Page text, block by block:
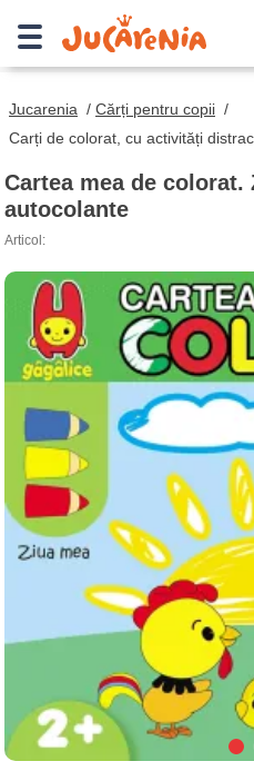
Jucarenia / Cărți pentru copii /
Carți de colorat, cu activități
Cartea mea de colorat.
autocolante
Articol: